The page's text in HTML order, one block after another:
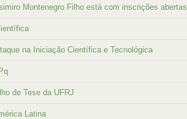
Montenegro Filho está com inscrições abertas
na Iniciação Científica e Tecnológica
de Tese da UFRJ
Latina